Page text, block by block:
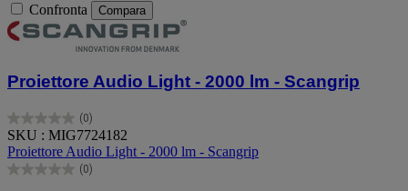
Confronta Compara
Proiettore Audio Light - 2000 lm - Scangrip
(0)
0.0
su
5
stelle.
SKU : MIG7724182
Proiettore Audio Light - 2000 lm - Scangrip
(0)
0.0